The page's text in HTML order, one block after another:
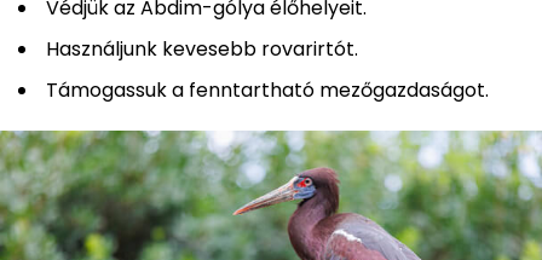
Védjük az Abdim-gólya élőhelyeit.
Használjunk kevesebb rovarirtót.
Támogassuk a fenntartható mezőgazdaságot.